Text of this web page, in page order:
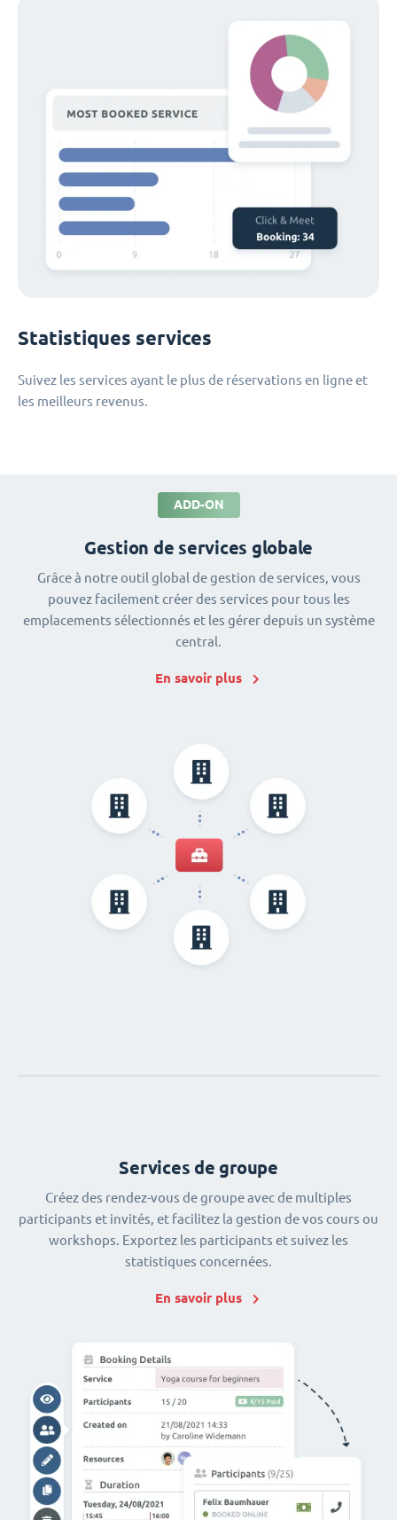
Statistiques services
Suivez les services ayant le plus de réservations en ligne et
les meilleurs revenus.
ADD-ON
Gestion de services globale
Grâce à notre outil global de gestion de services, vous
pouvez facilement créer des services pour tous les
emplacements sélectionnés et les gérer depuis un système
central.
En savoir plus
Services de groupe
Créez des rendez-vous de groupe avec de multiples
participants et invités, et facilitez la gestion de vos cours ou
workshops. Exportez les participants et suivez les
statistiques concernées.
En savoir plus